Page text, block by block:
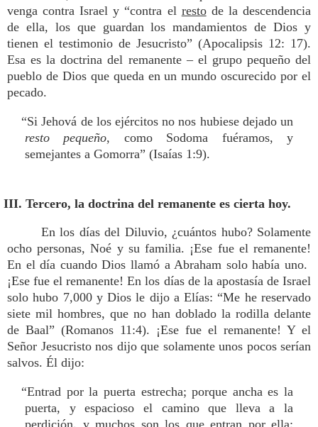
venga contra Israel y “contra el restode la descendencia
de ella, los que guardan los mandamientos de Dios y
tienen el testimonio de Jesucristo” (Apocalipsis 12: 17).
Esa es la doctrina del remanente – el grupo pequeño del
pueblo de Dios que queda en un mundo oscurecido por el
pecado.
“Si Jehová de los ejércitos no nos hubiese dejado un
resto
pequeño, como Sodoma fuéramos, y
semejantes a Gomorra” (Isaías 1:9).
III. Tercero, la doctrina del remanente es cierta hoy.
En los días del Diluvio, ¿cuántos hubo? Solamente
ocho personas, Noé y su familia. ¡Ese fue el remanente!
En el día cuando Dios llamó a Abraham solo había uno.
¡Ese fue el remanente! En los días de la apostasía de Israel
solo hubo 7,000 y Dios le dijo a Elías: “Me he reservado
siete mil hombres, que no han doblado la rodilla delante
de Baal” (Romanos 11:4). ¡Ese fue el remanente! Y el
Señor Jesucristo nos dijo que solamente unos pocos serían
salvos. Él dijo:
“Entrad por la puerta estrecha; porque ancha es la
puerta, y espacioso el camino que lleva a la
perdición, y muchos son los que entran por ella;